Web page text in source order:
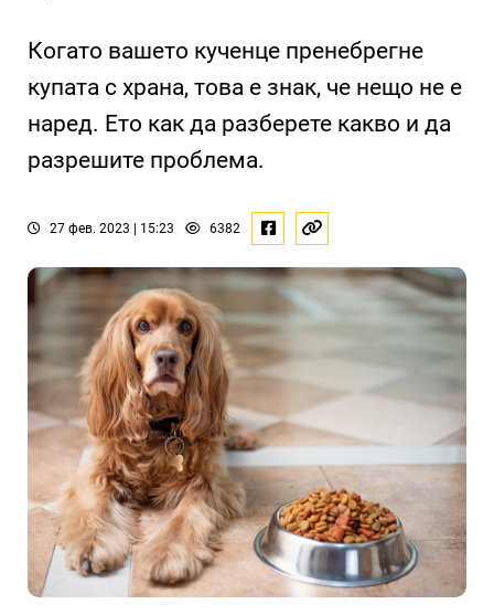
Когато вашето кученце пренебрегне
купата с храна, това е знак, че нещо не е
наред. Ето как да разберете какво и да
разрешите проблема.
27 фев. 2023 | 15:23 6382